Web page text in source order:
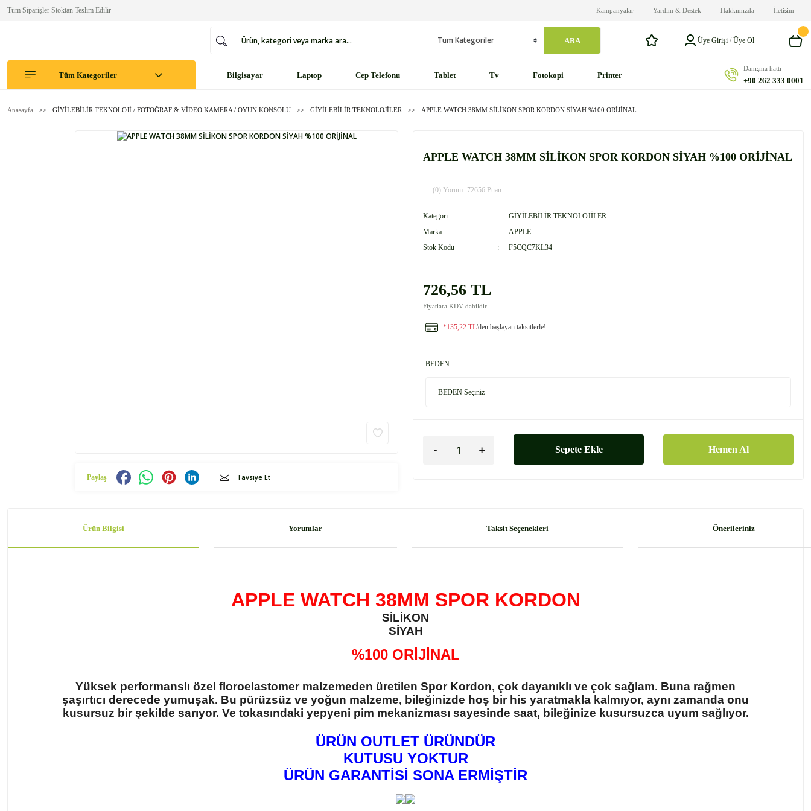
Tüm Siparişler Stoktan Teslim Edilir Kampanyalar Yardım & Destek Hakkımızda İletişim
ARA Üye Girişi /Üye Ol
Tüm Kategoriler Bilgisayar Laptop Cep Telefonu Tablet Tv Fotokopi Printer
Danışma hattı
+90 262 333 0001
Anasayfa GİYİLEBİLİR TEKNOLOJİ / FOTOĞRAF & VİDEO KAMERA / OYUN KONSOLU GİYİLEBİLİR TEKNOLOJİLER APPLE WATCH 38MM SİLİKON SPOR KORDON SİYAH %100 ORİJİNAL
Paylaş Tavsiye Et
APPLE WATCH 38MM SİLİKON SPOR KORDON SİYAH %100 ORİJİNAL
(0) Yorum -72656 Puan
Kategori
GİYİLEBİLİR TEKNOLOJİLER
Marka
APPLE
Stok Kodu
F5CQC7KL34
726,56 TL
Fiyatlara KDV dahildir.
*135,22 TL'den başlayan taksitlerle!
BEDEN
Sepete Ekle Hemen Al
Ürün Bilgisi Yorumlar Taksit Seçenekleri Önerileriniz
APPLE WATCH 38MM SPOR KORDON
SİLİKON
SİYAH
%100 ORİJİNAL
Yüksek performanslı özel floroelastomer malzemeden üretilen Spor Kordon, çok dayanıklı ve çok sağlam. Buna rağmen
şaşırtıcı derecede yumuşak. Bu pürüzsüz ve yoğun malzeme, bileğinizde hoş bir his yaratmakla kalmıyor, aynı zamanda onu
kusursuz bir şekilde sarıyor. Ve tokasındaki yepyeni pim mekanizması sayesinde saat, bileğinize kusursuzca uyum sağlıyor.
ÜRÜN OUTLET ÜRÜNDÜR
KUTUSU YOKTUR
ÜRÜN GARANTİSİ SONA ERMİŞTİR